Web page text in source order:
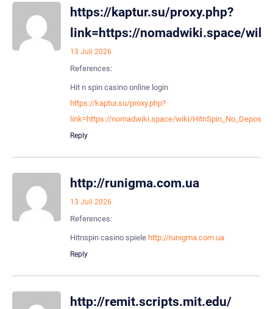
https://kaptur.su/proxy.php?
link=https://nomadwiki.space/
13 Juli 2026
References:
Hit n spin casino online login
https://kaptur.su/proxy.php?
link=https://nomadwiki.space/wiki/
Reply
http://runigma.com.ua
13 Juli 2026
References:
Hitnspin casino spiele http://runigma.com.ua
Reply
http://remit.scripts.mit.edu/